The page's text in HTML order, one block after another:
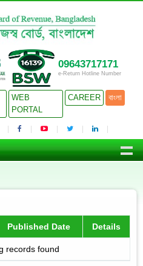
09643717171
e-Return Hotline Number
WEB
PORTAL
CAREER বাংলা
Published Date Details
records found